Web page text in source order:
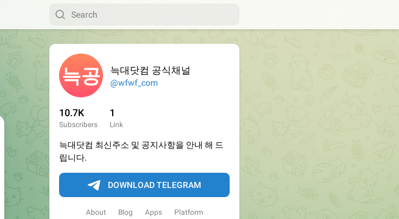
늑대닷컴 공식채널
@wfwf_com
10.7K
Subscribers
1
Link
늑대닷컴 최신주소 및 공지사항을 안내 해 드
립니다.
DOWNLOAD TELEGRAM
About Blog Apps Platform